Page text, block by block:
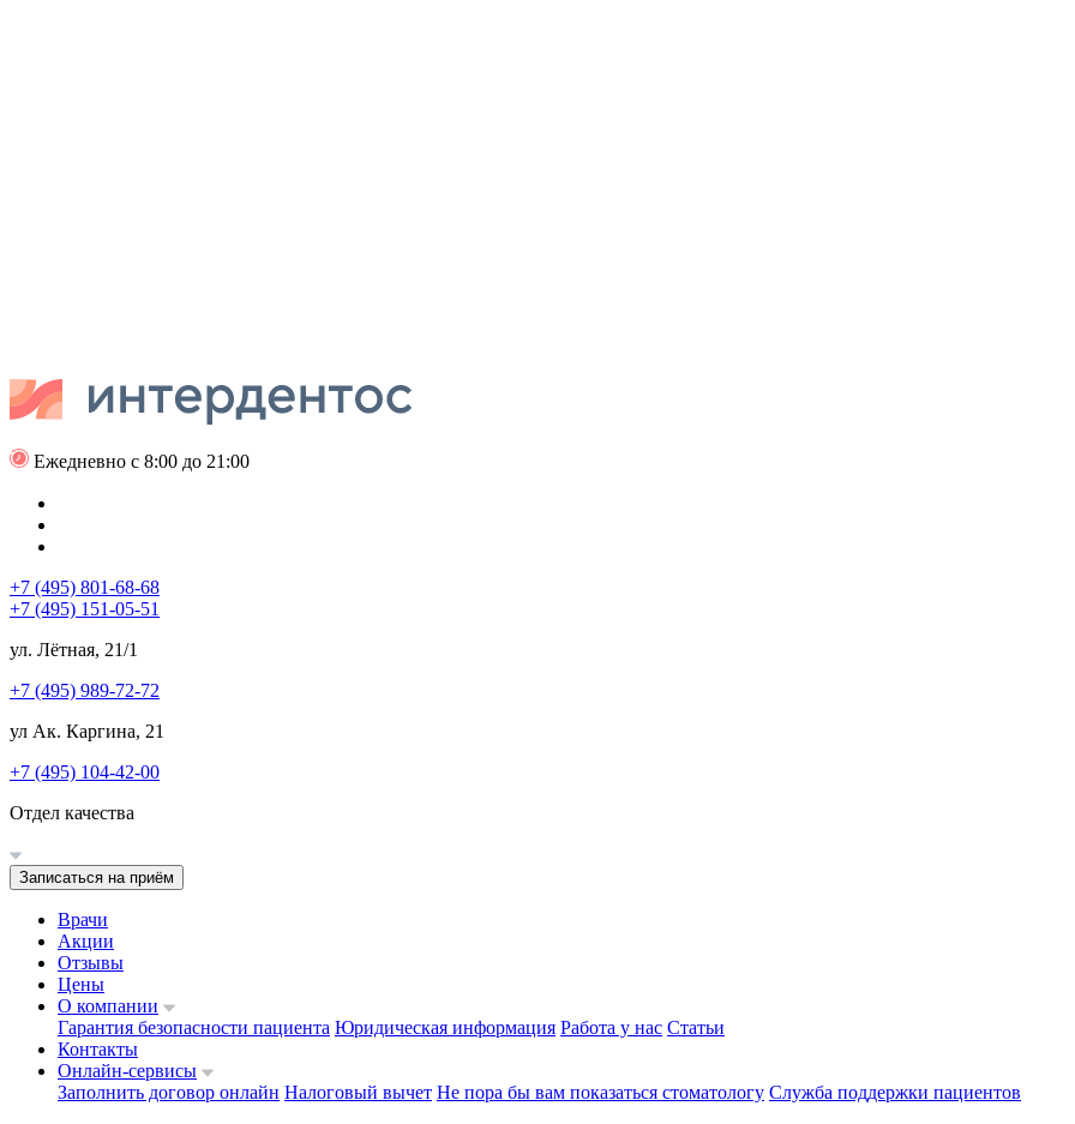
Ежедневно с 8:00 до 21:00
+7 (495) 801-68-68
+7 (495) 151-05-51
ул. Лётная, 21/1
+7 (495) 989-72-72
ул Ак. Каргина, 21
+7 (495) 104-42-00
Отдел качества
Записаться на приём
Врачи
Акции
Отзывы
Цены
О компании
Гарантия безопасности пациента Юридическая информация Работа у нас Статьи
Контакты
Онлайн-сервисы
Заполнить договор онлайн Налоговый вычет Не пора бы вам показаться стоматологу Служба поддержки пациентов